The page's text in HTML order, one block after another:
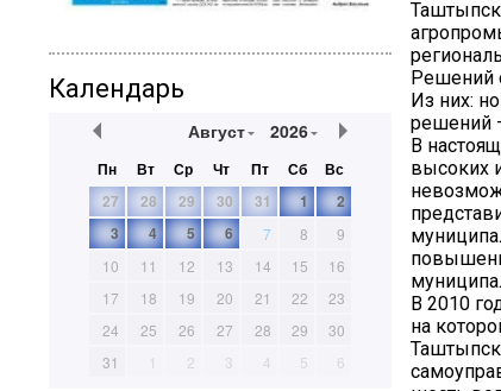
Календарь
Август 2026
Пн Вт Ср Чт Пт Сб
Вс
27
28 29 30 31 1
2
3
4 5 6 7 8
9
10
11 12 13 14 15
16
17
18 19 20 21 22
23
24
25 26 27 28 29
30
31
1 2 3 4 5 6
Решений
Из них:
решений
В
высоких
В 2010
на